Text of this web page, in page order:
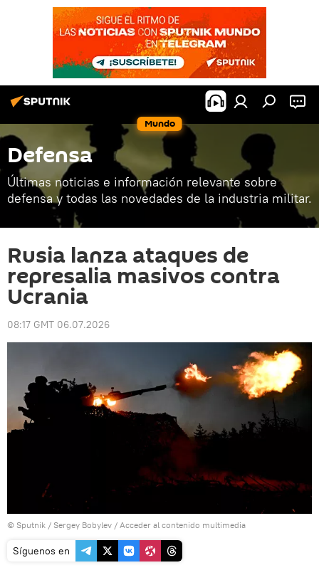
Mundo
Defensa
Últimas noticias e información relevante sobre
defensa y todas las novedades de la industria militar.
Rusia lanza ataques de
represalia masivos contra
Ucrania
08:17 GMT 06.07.2026
© Sputnik / Sergey Bobylev / Acceder al contenido multimedia
Síguenos en